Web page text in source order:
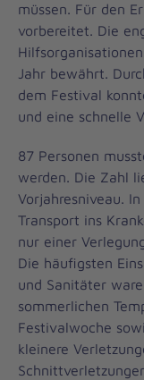
müssen. Für den
vorbereitet. Die
Jahr bewährt.
dem Festival
und eine schnelle
87 Personen
werden. Die Zahl
Vorjahresniveau.
Transport ins
nur einer
Die häufigsten
und Sanitäter
sommerlichen
Festivalwoche
kleinere